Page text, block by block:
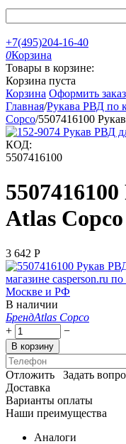
+7(495)204-16-40
0Корзина
Товары в корзине:
Корзина пуста
Корзина Оформить заказ
Главная/Рукава РВД по
Copco/5507416100
КОД:
5507416100
Atlas Copco
3 642 Р
В наличии
БрендAtlas Copco
+
−
В корзину
Отложить
Задать
Доставка
Варианты оплаты
Наши преимущества
Аналоги